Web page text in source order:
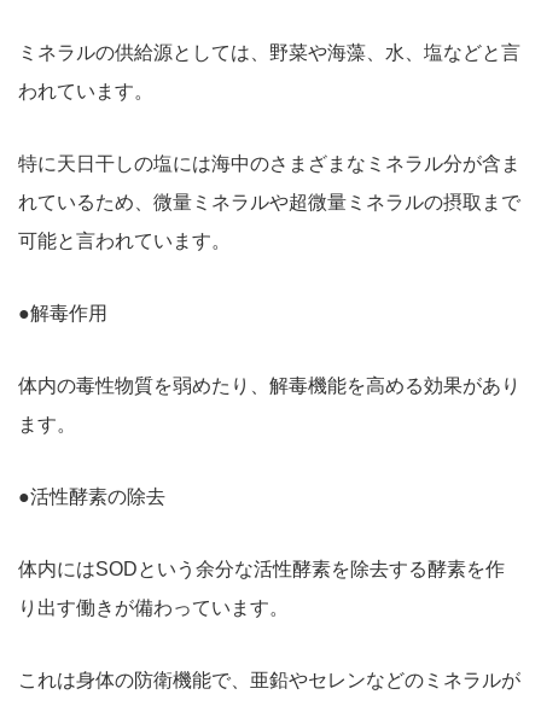
ミネラルの供給源としては、野菜や海藻、水、塩などと言
われています。
特に天日干しの塩には海中のさまざまなミネラル分が含ま
れているため、微量ミネラルや超微量ミネラルの摂取まで
可能と言われています。
●解毒作用
体内の毒性物質を弱めたり、解毒機能を高める効果があり
ます。
●活性酵素の除去
体内にはSODという余分な活性酵素を除去する酵素を作
り出す働きが備わっています。
これは身体の防衛機能で、亜鉛やセレンなどのミネラルが